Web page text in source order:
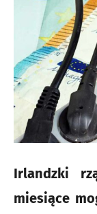
Irlandzki
miesiące